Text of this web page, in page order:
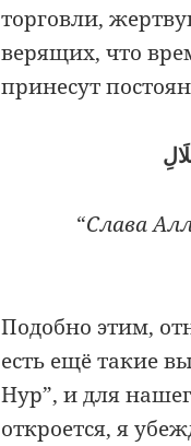
торговли,
верящих, что
принесут
“Слава
Подобно этим,
есть ещё такие
Нур”, и для
откроется, я